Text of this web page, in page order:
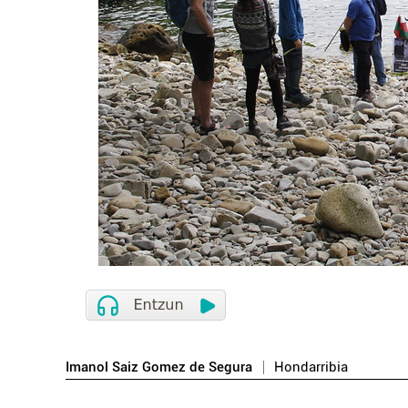
Imanol Saiz Gomez de Segura Hondarribia